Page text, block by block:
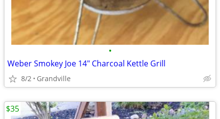
•
Weber Smokey Joe 14" Charcoal Kettle Grill
8/2 Grandville
$35